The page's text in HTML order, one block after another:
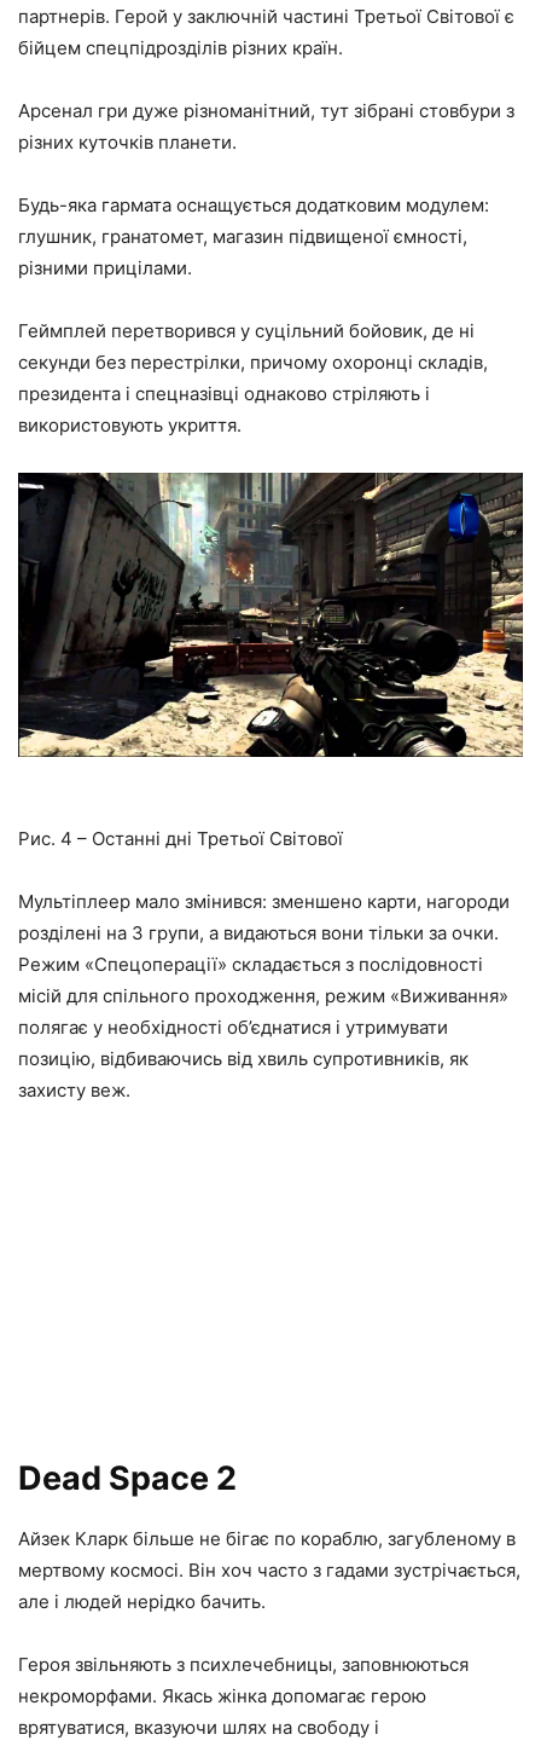
партнерів. Герой у заключній частині Третьої Світової є
бійцем спецпідрозділів різних країн.
Арсенал гри дуже різноманітний, тут зібрані стовбури з
різних куточків планети.
Будь-яка гармата оснащується додатковим модулем:
глушник, гранатомет, магазин підвищеної ємності,
різними прицілами.
Геймплей перетворився у суцільний бойовик, де ні
секунди без перестрілки, причому охоронці складів,
президента і спецназівці однаково стріляють і
використовують укриття.
Рис. 4 – Останні дні Третьої Світової
Мультіплеер мало змінився: зменшено карти, нагороди
розділені на 3 групи, а видаються вони тільки за очки.
Режим «Спецоперації» складається з послідовності
місій для спільного проходження, режим «Виживання»
полягає у необхідності об’єднатися і утримувати
позицію, відбиваючись від хвиль супротивників, як
захисту веж.
Dead Space 2
Айзек Кларк більше не бігає по кораблю, загубленому в
мертвому космосі. Він хоч часто з гадами зустрічається,
але і людей нерідко бачить.
Героя звільняють з психлечебницы, заповнюються
некроморфами. Якась жінка допомагає герою
врятуватися, вказуючи шлях на свободу і